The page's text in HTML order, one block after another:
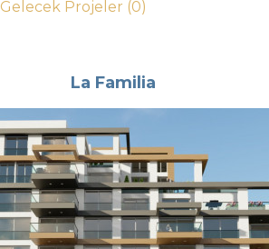
Gelecek Projeler (0)
La Familia